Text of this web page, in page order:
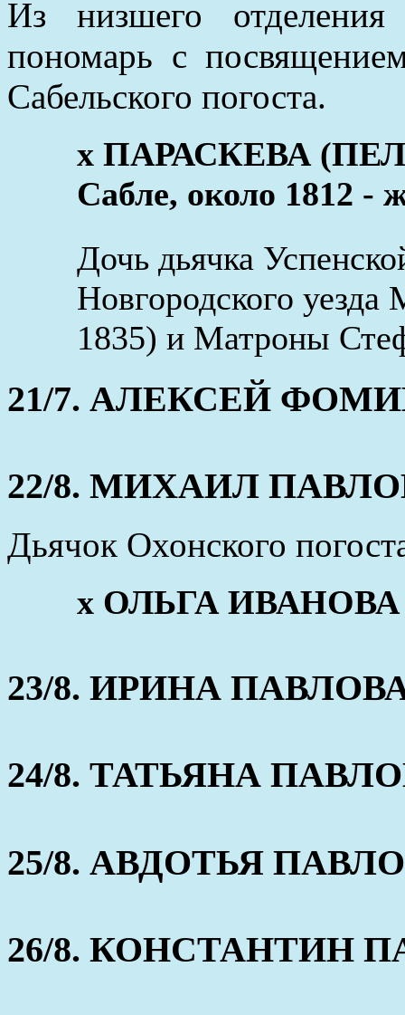
Из низшего
пономарь с
Сабельского погоста.
x ПАРАСКЕВА
Сабле, около 1812 -
Дочь дьячка
Новгородского
1835) и Матроны
21/7. АЛЕКСЕЙ ФОМИН
22/8. МИХАИЛ ПАВЛОВ
Дьячок Охонского
х ОЛЬГА ИВАНОВА
23/8. ИРИНА ПАВЛОВА
24/8. ТАТЬЯНА
25/8. АВДОТЬЯ
26/8. КОНСТАНТИН